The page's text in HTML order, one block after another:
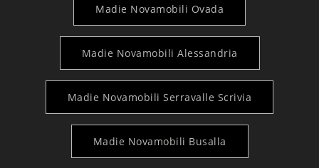
Madie Novamobili Ovada
Madie Novamobili Alessandria
Madie Novamobili Serravalle Scrivia
Madie Novamobili Busalla